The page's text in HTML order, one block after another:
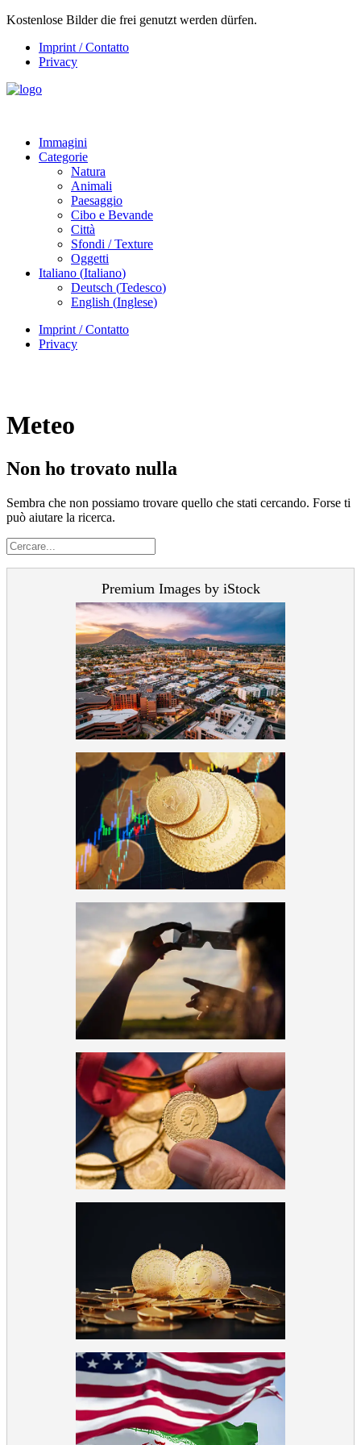
Kostenlose Bilder die frei genutzt werden dürfen.
Imprint / Contatto
Privacy
Immagini
Categorie
Natura
Animali
Paesaggio
Cibo e Bevande
Città
Sfondi / Texture
Oggetti
Italiano (Italiano)
Deutsch (Tedesco)
English (Inglese)
Imprint / Contatto
Privacy
Meteo
Non ho trovato nulla
Sembra che non possiamo trovare quello che stati cercando. Forse ti
può aiutare la ricerca.
Premium Images by iStock